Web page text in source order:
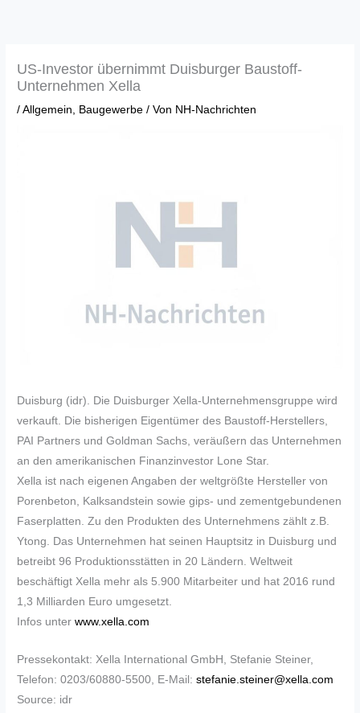
US-Investor übernimmt Duisburger Baustoff-
Unternehmen Xella
/Allgemein, Baugewerbe / Von NH-Nachrichten
Duisburg (idr). Die Duisburger Xella-Unternehmensgruppe wird
verkauft. Die bisherigen Eigentümer des Baustoff-Herstellers,
PAI Partners und Goldman Sachs, veräußern das Unternehmen
an den amerikanischen Finanzinvestor Lone Star.
Xella ist nach eigenen Angaben der weltgrößte Hersteller von
Porenbeton, Kalksandstein sowie gips- und zementgebundenen
Faserplatten. Zu den Produkten des Unternehmens zählt z.B.
Ytong. Das Unternehmen hat seinen Hauptsitz in Duisburg und
betreibt 96 Produktionsstätten in 20 Ländern. Weltweit
beschäftigt Xella mehr als 5.900 Mitarbeiter und hat 2016 rund
1,3 Milliarden Euro umgesetzt.
Infos unterwww.xella.com
Pressekontakt: Xella International GmbH, Stefanie Steiner,
Telefon: 0203/60880-5500, E-Mail:stefanie.steiner@xella.com
Source: idr